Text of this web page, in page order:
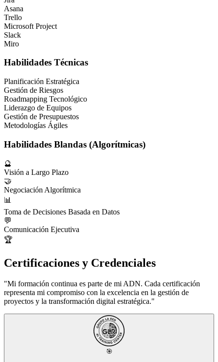
Asana
Trello
Microsoft Project
Slack
Miro
Habilidades Técnicas
Planificación Estratégica
Gestión de Riesgos
Roadmapping Tecnológico
Liderazgo de Equipos
Gestión de Presupuestos
Metodologías Ágiles
Habilidades Blandas (Algorítmicas)
🔮
Visión a Largo Plazo
🤝
Negociación Algorítmica
📊
Toma de Decisiones Basada en Datos
💬
Comunicación Ejecutiva
🏆
Certificaciones y Credenciales
"Mi formación continua es parte de mi ADN. Cada certificación
representa mi compromiso con la excelencia en la gestión de
proyectos y la transformación digital estratégica."
🎯